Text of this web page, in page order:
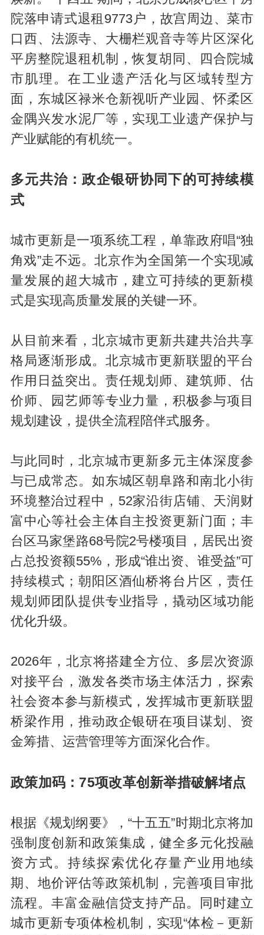
院落申请式退租9773户，故宫周边、菜市
口西、法源寺、大栅栏观音寺等片区深化
平房整院退租机制，恢复胡同、四合院城
市肌理。在工业遗产活化与区域转型方
面，东城区禄米仓新视听产业园、怀柔区
金隅兴发水泥厂等，实现工业遗产保护与
产业赋能的有机统一。
多元共治：政企银研协同下的可持续模
式
城市更新是一项系统工程，单靠政府唱“独
角戏”走不远。北京作为全国第一个实现减
量发展的超大城市，建立可持续的更新模
式是实现高质量发展的关键一环。
从目前来看，北京城市更新共建共治共享
格局逐渐形成。北京城市更新联盟的平台
作用日益突出。责任规划师、建筑师、估
价师、园艺师等专业力量，积极参与项目
规划建设，提供全流程陪伴式服务。
与此同时，北京城市更新多元主体深度参
与已成常态。如东城区朝阜路和南北小街
环境整治过程中，52家沿街店铺、天润财
富中心等社会主体自主投资更新门面；丰
台区马家堡路68号院2号楼项目，居民出资
占总投资额55%，形成“谁出资、谁受益”可
持续模式；朝阳区酒仙桥将台片区，责任
规划师团队提供专业指导，撬动区域功能
优化升级。
2026年，北京将搭建全方位、多层次资源
对接平台，激发各类市场主体活力，探索
社会资本参与新模式，发挥城市更新联盟
桥梁作用，推动政企银研在项目谋划、资
金筹措、运营管理等方面深化合作。
政策加码：75项改革创新举措破解堵点
根据《规划纲要》，“十五五”时期北京将加
强制度创新和政策集成，健全多元化投融
资方式。持续探索优化存量产业用地续
期、地价评估等政策机制，完善项目审批
流程。丰富金融信贷支持产品。同时建立
城市更新专项体检机制，实现“体检－更新